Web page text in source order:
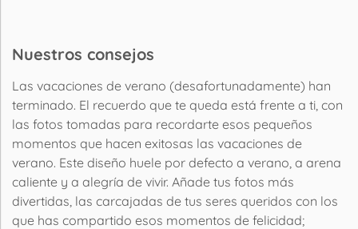
Nuestros consejos
Las vacaciones de verano (desafortunadamente) han
terminado. El recuerdo que te queda está frente a ti, con
las fotos tomadas para recordarte esos pequeños
momentos que hacen exitosas las vacaciones de
verano. Este diseño huele por defecto a verano, a arena
caliente y a alegría de vivir. Añade tus fotos más
divertidas, las carcajadas de tus seres queridos con los
que has compartido esos momentos de felicidad;